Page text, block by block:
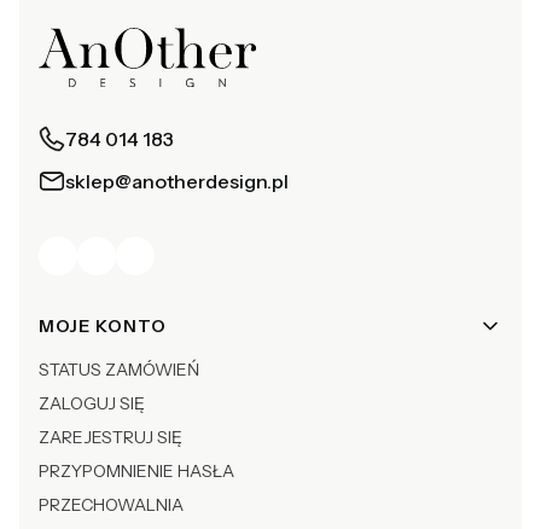
784 014 183
sklep@anotherdesign.pl
Linki w stopce
MOJE KONTO
STATUS ZAMÓWIEŃ
ZALOGUJ SIĘ
ZAREJESTRUJ SIĘ
PRZYPOMNIENIE HASŁA
PRZECHOWALNIA